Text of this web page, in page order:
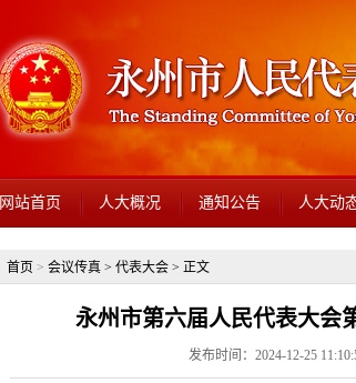
网站首页 人大概况 通知公告 人大动
首页 > 会议传真 > 代表大会 > 正文
永州市第六届人民代表大会
发布时间：2024-12-25